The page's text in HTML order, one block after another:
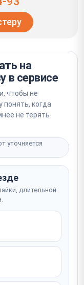
на
в сервисе
чтобы не
понять, когда
не терять
уточняется
длительной